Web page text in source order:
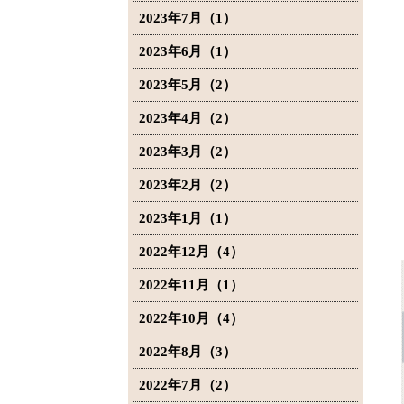
2023年7月（1）
2023年6月（1）
2023年5月（2）
2023年4月（2）
2023年3月（2）
2023年2月（2）
2023年1月（1）
2022年12月（4）
2022年11月（1）
2022年10月（4）
2022年8月（3）
2022年7月（2）